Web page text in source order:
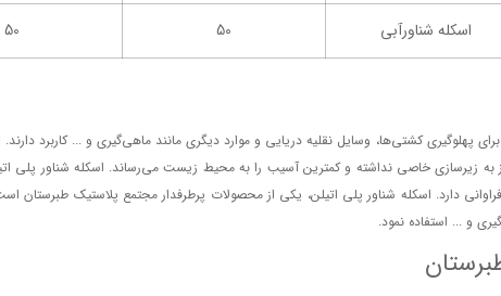
اسکله شناورآبی 50
50
پهلوگیری کشتی‌ها، وسایل نقلیه دریایی و موارد دیگری مانند ماهی‌گیری و ... کاربرد
دارد. اسکله شناور پلی اتیلن، یکی از محصولات پرطرفدار مجتمع پلاستیک
و ... استفاده نمود.